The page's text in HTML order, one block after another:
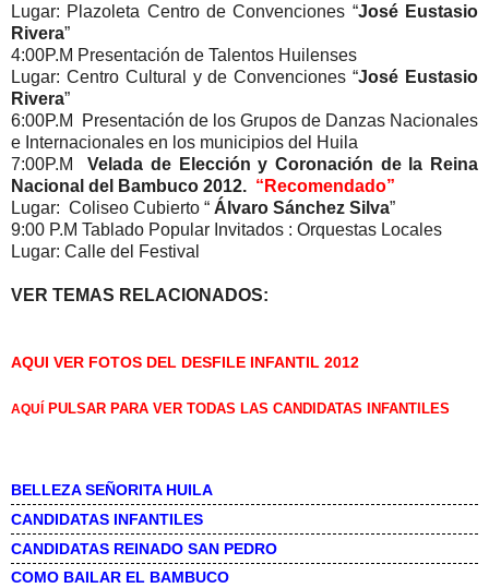
Lugar: Plazoleta Centro de Convenciones “José Eustasio
Rivera”
4:00P.M Presentación de Talentos Huilenses
Lugar: Centro Cultural y de Convenciones “José Eustasio
Rivera”
6:00P.M Presentación de los Grupos de Danzas Nacionales
e Internacionales en los municipios del Huila
7:00P.MVelada de Elección y Coronación de la Reina
Nacional del Bambuco 2012. “Recomendado”
Lugar: Coliseo Cubierto “ Álvaro Sánchez Silva”
9:00 P.M Tablado Popular Invitados : Orquestas Locales
Lugar: Calle del Festival
VER TEMAS RELACIONADOS:
AQUI VER FOTOS DEL DESFILE INFANTIL 2012
AQUÍ PULSAR PARA VER TODAS LAS CANDIDATAS INFANTILES
BELLEZA SEÑORITA HUILA
CANDIDATAS INFANTILES
CANDIDATAS REINADO SAN PEDRO
COMO BAILAR EL BAMBUCO